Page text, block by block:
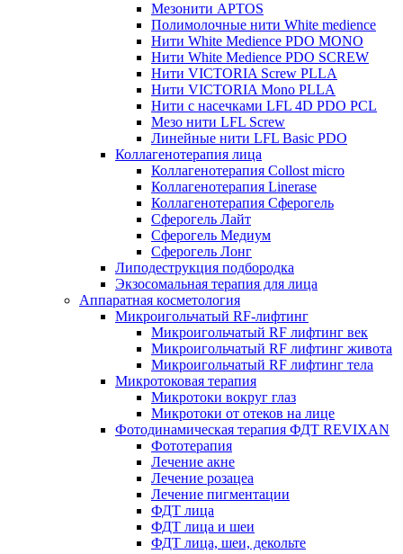
Мезонити APTOS
Полимолочные нити White medience
Нити White Medience PDO MONO
Нити White Medience PDO SCREW
Нити VICTORIA Screw PLLA
Нити VICTORIA Mono PLLA
Нити с насечками LFL 4D PDO PCL
Мезо нити LFL Screw
Линейные нити LFL Basic PDO
Коллагенотерапия лица
Коллагенотерапия Collost micro
Коллагенотерапия Linerase
Коллагенотерапия Сферогель
Сферогель Лайт
Сферогель Медиум
Сферогель Лонг
Липодеструкция подбородка
Экзосомальная терапия для лица
Аппаратная косметология
Микроигольчатый RF-лифтинг
Микроигольчатый RF лифтинг век
Микроигольчатый RF лифтинг живота
Микроигольчатый RF лифтинг тела
Микротоковая терапия
Микротоки вокруг глаз
Микротоки от отеков на лице
Фотодинамическая терапия ФДТ REVIXAN
Фототерапия
Лечение акне
Лечение розацеа
Лечение пигментации
ФДТ лица
ФДТ лица и шеи
ФДТ лица, шеи, декольте